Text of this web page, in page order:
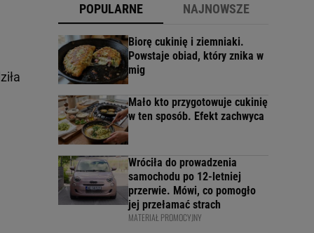
POPULARNE NAJNOWSZE
Biorę cukinię i ziemniaki.
Powstaje obiad, który znika w
mig
Mało kto przygotowuje cukinię
w ten sposób. Efekt zachwyca
Wróciła do prowadzenia
samochodu po 12-letniej
przerwie. Mówi, co pomogło
jej przełamać strach
MATERIAŁ PROMOCYJNY